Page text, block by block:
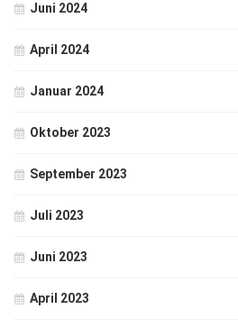
Juni 2024
April 2024
Januar 2024
Oktober 2023
September 2023
Juli 2023
Juni 2023
April 2023